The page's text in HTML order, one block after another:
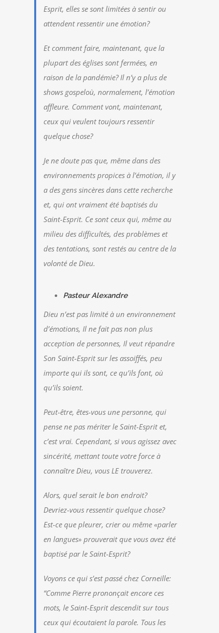
Esprit, elles se sont limitées à sentir ou
attendent ressentir une émotion?
Et comment faire, maintenant, que la
plupart des églises sont fermées, en
raison de la pandémie? Il n’y a plus de
shows gospeloù, normalement, l’émotion
affleure. Comment vont, maintenant,
ceux qui veulent toujours ressentir
quelque chose?
Je ne doute pas que, même dans des
environnements propices à l’émotion, il y
a des gens sincères dans cette recherche
et, qui ont vraiment été baptisés du
Saint-Esprit. Ce sont ceux qui, même au
milieu des difficultés, des problèmes et
des tentations, sont restés au centre de la
volonté de Dieu.
Pasteur Alexandre
Dieu n’est pas limité à un environnement
d’émotions, Il ne fait pas non plus
acception de personnes, Il veut répandre
Son Saint-Esprit sur les assoiffés, peu
importe qui ils sont, ce qu’ils font, où
qu’ils soient.
Peut-être, êtes-vous une personne, qui
pense ne pas mériter le Saint-Esprit et,
c’est vrai. Cependant, si vous agissez avec
sincérité, mettant toute votre force à
connaître Dieu, vous LE trouverez.
Alors, quel serait le bon endroit?
Devriez-vous ressentir quelque chose?
Est-ce que pleurer, crier ou même «parler
en langues» prouverait que vous avez été
baptisé par le Saint-Esprit?
Voyons ce qui s’est passé chez Corneille:
“Comme Pierre prononçait encore ces
mots, le Saint-Esprit descendit sur tous
ceux qui écoutaient la parole. Tous les